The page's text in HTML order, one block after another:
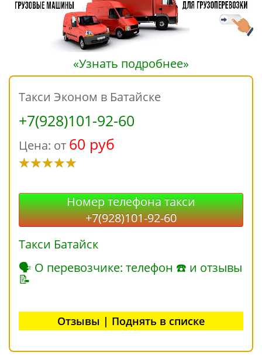
«Узнать подробнее»
Такси Эконом в Батайске
+7(928)101-92-60
Цена: от 60 руб
Номер телефона такси
+7(928)101-92-60
Такси Батайск
🗣 О перевозчике: телефон ☎ и отзывы
📝
Отзывы | Поднять в списке